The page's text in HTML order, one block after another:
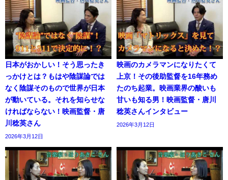
日本がおかしい！そう思ったき
っかけとは？もはや陰謀論では
なく陰謀そのもので世界が日本
が動いている。それを知らせな
ければならない！映画監督・唐
川稔英さん
2026年3月12日
映画のカメラマンになりたくて
上京！その後助監督を16年務め
たのち起業。映画業界の酸いも
甘いも知る男！映画監督・唐川
稔英さんインタビュー
2026年3月12日